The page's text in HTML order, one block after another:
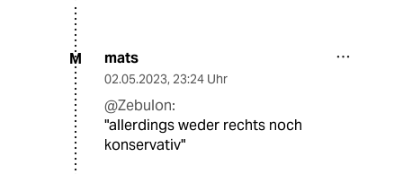
M mats
02.05.2023, 23:24 Uhr
@Zebulon:
"allerdings weder rechts noch
konservativ"